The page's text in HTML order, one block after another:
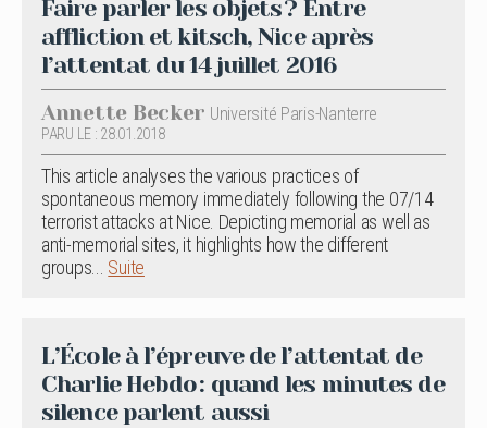
Faire parler les objets ? Entre
affliction et kitsch, Nice après
l’attentat du 14 juillet 2016
Annette Becker Université Paris-Nanterre
PARU LE : 28.01.2018
This article analyses the various practices of
spontaneous memory immediately following the 07/14
terrorist attacks at Nice. Depicting memorial as well as
anti-memorial sites, it highlights how the different
groups... Suite
L’École à l’épreuve de l’attentat de
Charlie Hebdo : quand les minutes de
silence parlent aussi